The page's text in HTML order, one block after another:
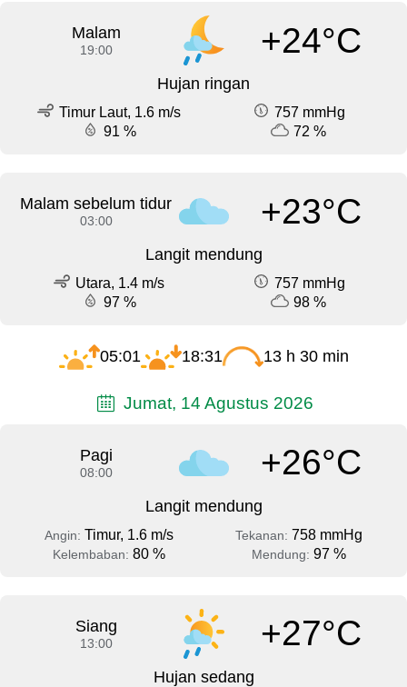
Malam
19:00 +24°C
Hujan ringan
Timur Laut, 1.6 m/s
757 mmHg
91 %
72 %
Malam sebelum tidur
03:00 +23°C
Langit mendung
Utara, 1.4 m/s
757 mmHg
97 %
98 %
05:01 18:31 13 h 30 min
Jumat, 14 Agustus 2026
Pagi
08:00 +26°C
Langit mendung
Angin: Timur, 1.6 m/s Tekanan: 758 mmHg
Kelembaban: 80 % Mendung: 97 %
Siang
13:00 +27°C
Hujan sedang